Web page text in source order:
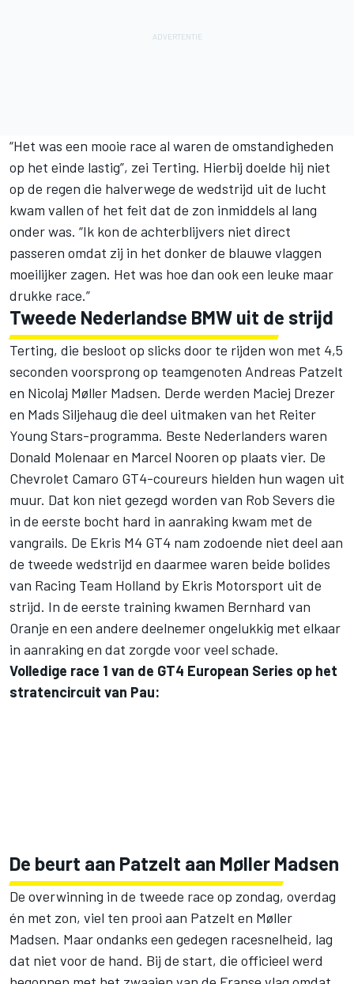
“Het was een mooie race al waren de omstandigheden
op het einde lastig”, zei Terting. Hierbij doelde hij niet
op de regen die halverwege de wedstrijd uit de lucht
kwam vallen of het feit dat de zon inmiddels al lang
onder was. “Ik kon de achterblijvers niet direct
passeren omdat zij in het donker de blauwe vlaggen
moeilijker zagen. Het was hoe dan ook een leuke maar
drukke race.”
Tweede Nederlandse BMW uit de strijd
Terting, die besloot op slicks door te rijden won met 4,5
seconden voorsprong op teamgenoten Andreas Patzelt
en Nicolaj Møller Madsen. Derde werden Maciej Drezer
en Mads Siljehaug die deel uitmaken van het Reiter
Young Stars-programma. Beste Nederlanders waren
Donald Molenaar en Marcel Nooren op plaats vier. De
Chevrolet Camaro GT4-coureurs hielden hun wagen uit
muur. Dat kon niet gezegd worden van Rob Severs die
in de eerste bocht hard in aanraking kwam met de
vangrails. De Ekris M4 GT4 nam zodoende niet deel aan
de tweede wedstrijd en daarmee waren beide bolides
van Racing Team Holland by Ekris Motorsport uit de
strijd. In de eerste training kwamen Bernhard van
Oranje en een andere deelnemer ongelukkig met elkaar
in aanraking en dat zorgde voor veel schade.
Volledige race 1 van de GT4 European Series op het
stratencircuit van Pau:
De beurt aan Patzelt aan Møller Madsen
De overwinning in de tweede race op zondag, overdag
én met zon, viel ten prooi aan Patzelt en Møller
Madsen. Maar ondanks een gedegen racesnelheid, lag
dat niet voor de hand. Bij de start, die officieel werd